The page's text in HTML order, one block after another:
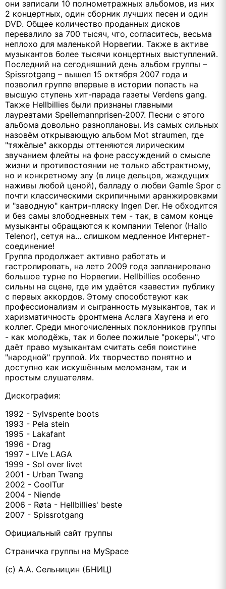
они записали 10 полнометражных альбомов, из них
2 концертных, один сборник лучших песен и один
DVD. Общее количество проданных дисков
перевалило за 700 тысяч, что, согласитесь, весьма
неплохо для маленькой Норвегии. Также в активе
музыкантов более тысячи концертных выступлений.
Последний на сегодняшний день альбом группы –
Spissrotgang – вышел 15 октября 2007 года и
позволил группе впервые в истории попасть на
высшую ступень хит-парада газеты Verdens gang.
Также Hellbillies были признаны главными
лауреатами Spellemannprisen-2007. Песни с этого
альбома довольно разноплановы. Из самых сильных
назовём открывающую альбом Mot straumen, где
"тяжёлые" аккорды оттеняются лирическим
звучанием флейты на фоне рассуждений о смысле
жизни и противостоянии не только абстрактному,
но и конкретному злу (в лице дельцов, жаждущих
наживы любой ценой), балладу о любви Gamle Spor с
почти классическими скрипичными аранжировками
и "заводную" кантри-пляску Ingen Der. Не обходится
и без самы злободневных тем - так, в самом конце
музыканты обращаются к компании Telenor (Hallo
Telenor), сетуя на... слишком медленное Интернет-
соединение!
Группа продолжает активно работать и
гастролировать, на лето 2009 года запланировано
большое турне по Норвегии. Hellbillies особенно
сильны на сцене, где им удаётся «завести» публику
с первых аккордов. Этому способствуют как
профессионализм и сыгранность музыкантов, так и
харизматичность фронтмена Аслага Хаугена и его
коллег. Среди многочисленных поклонников группы
- как молодёжь, так и более пожилые "рокеры", что
даёт право музыкантам считать себя поистине
"народной" группой. Их творчество понятно и
доступно как искушённым меломанам, так и
простым слушателям.
Дискография:
1992 - Sylvspente boots
1993 - Pela stein
1995 - Lakafant
1996 - Drag
1997 - LIVe LAGA
1999 - Sol over livet
2001 - Urban Twang
2002 - CoolTur
2004 - Niende
2006 - Røta - Hellbillies' beste
2007 - Spissrotgang
Официальный сайт группы
Страничка группы на MySpace
(c) А.А. Сельницин (БНИЦ)